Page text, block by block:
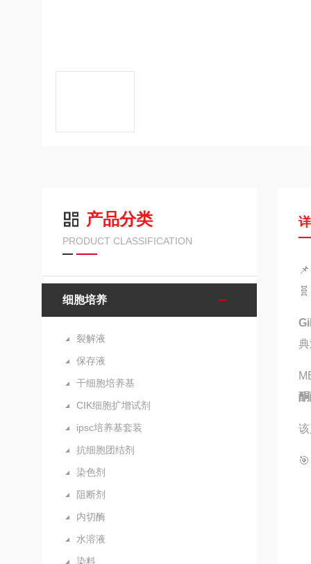
产品分类
PRODUCT CLASSIFICATION
细胞培养
裂解液
保存液
干细胞培养基
CIK细胞扩增试剂
ipsc培养基套装
抗细胞团结剂
染色剂
阻断剂
内切酶
水溶液
染料